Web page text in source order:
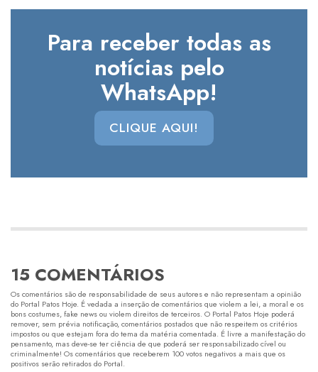
Para receber todas as
notícias pelo
WhatsApp!
CLIQUE AQUI!
15 COMENTÁRIOS
Os comentários são de responsabilidade de seus autores e não representam a opinião
do Portal Patos Hoje. É vedada a inserção de comentários que violem a lei, a moral e os
bons costumes, fake news ou violem direitos de terceiros. O Portal Patos Hoje poderá
remover, sem prévia notificação, comentários postados que não respeitem os critérios
impostos ou que estejam fora do tema da matéria comentada. É livre a manifestação do
pensamento, mas deve-se ter ciência de que poderá ser responsabilizado cível ou
criminalmente! Os comentários que receberem 100 votos negativos a mais que os
positivos serão retirados do Portal.